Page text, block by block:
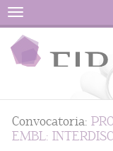
Menu
Convocatoria:
EMBL: